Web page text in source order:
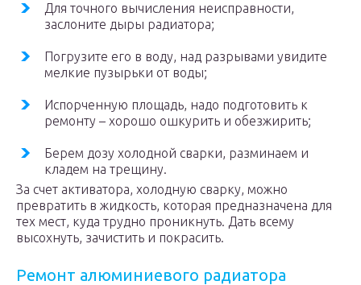
Для точного вычисления неисправности,
заслоните дыры радиатора;
Погрузите его в воду, над разрывами увидите
мелкие пузырьки от воды;
Испорченную площадь, надо подготовить к
ремонту – хорошо ошкурить и обезжирить;
Берем дозу холодной сварки, разминаем и
кладем на трещину.
За счет активатора, холодную сварку, можно
превратить в жидкость, которая предназначена для
тех мест, куда трудно проникнуть. Дать всему
высохнуть, зачистить и покрасить.
Ремонт алюминиевого радиатора